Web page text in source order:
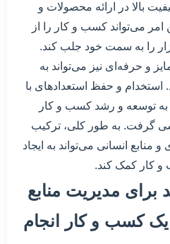
بالا در ارائه محصولات و
می‌تواند کسب و کار را از
را به سمت خود جلب کند.
و حرفه‌ای نیز می‌تواند به
استخدام و حفظ استعدادهای با
به توسعه و رشد کسب و کار
گرفت. به طور کلی، ترکیب
منابع انسانی می‌تواند به ایجاد
و کار کمک کند.
برای مدیریت منابع
یک کسب و کار انجام